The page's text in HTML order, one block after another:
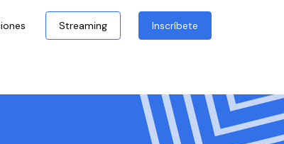
Streaming Inscríbete